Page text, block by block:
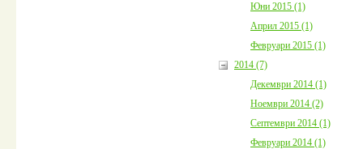
Юни 2015 (1)
Април 2015 (1)
Февруари 2015 (1)
2014 (7)
Декември 2014 (1)
Ноември 2014 (2)
Септември 2014 (1)
Февруари 2014 (1)